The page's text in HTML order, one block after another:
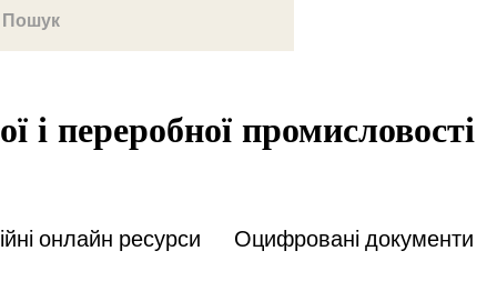
і переробної промисловості
онлайн ресурси Оцифровані документи